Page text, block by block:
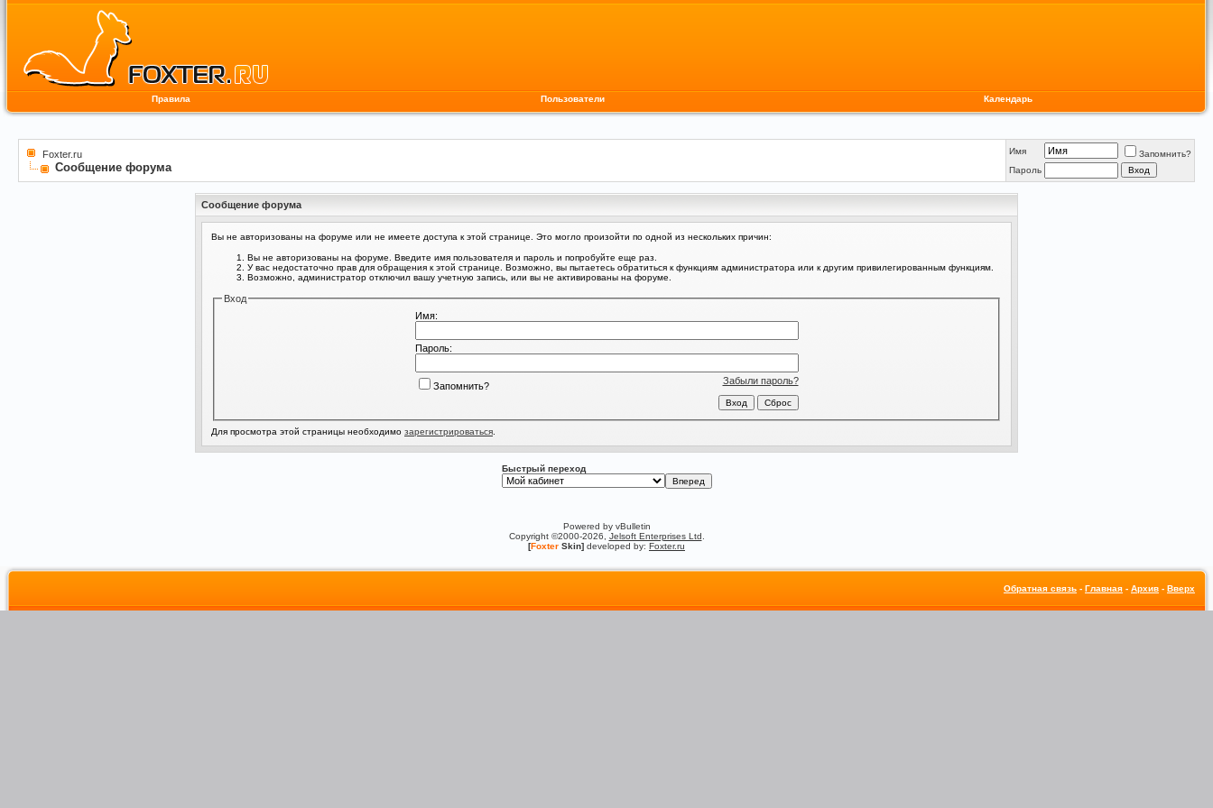
Правила Пользователи Календарь
Foxter.ru
Сообщение форума
Имя
Запомнить?
Пароль
Сообщение форума
Вы не авторизованы на форуме или не имеете доступа к этой странице. Это могло произойти по одной из нескольких причин:
Вы не авторизованы на форуме. Введите имя пользователя и пароль и попробуйте еще раз.
У вас недостаточно прав для обращения к этой странице. Возможно, вы пытаетесь обратиться к функциям администратора или к другим привилегированным функциям.
Возможно, администратор отключил вашу учетную запись, или вы не активированы на форуме.
Вход
Имя:
Пароль:
Забыли пароль?
Запомнить?
Для просмотра этой страницы необходимо зарегистрироваться
Быстрый переход
Powered by vBulletin
Copyright ©2000-2026, Jelsoft Enterprises Ltd
[Foxter Skin] developed by: Foxter.ru
Обратная связь - Главная - Архив - Вверх